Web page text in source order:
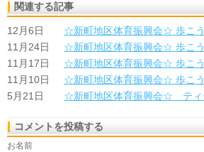
関連する記事
12月6日
☆新町地区体育振興会☆ 歩こ
11月24日
☆新町地区体育振興会☆ 歩こ
11月17日
☆新町地区体育振興会☆ 歩こ
11月10日
☆新町地区体育振興会☆ 歩こう
5月21日
☆新町地区体育振興会☆ ティ
コメントを投稿する
お名前